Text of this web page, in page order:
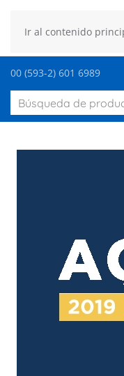
Ir al contenido
00 (593-2) 601 6989